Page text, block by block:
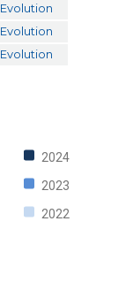
Evolution
Evolution
Evolution
2024
2023
2022